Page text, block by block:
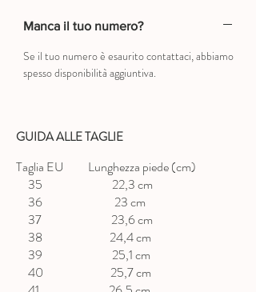
Manca il tuo numero?
Se il tuo numero è esaurito contattaci, abbiamo
spesso disponibilità aggiuntiva.
GUIDA ALLE TAGLIE
Taglia EU Lunghezza piede (cm)
35 22,3 cm
36 23 cm
37 23,6 cm
38 24,4 cm
39 25,1 cm
40 25,7 cm